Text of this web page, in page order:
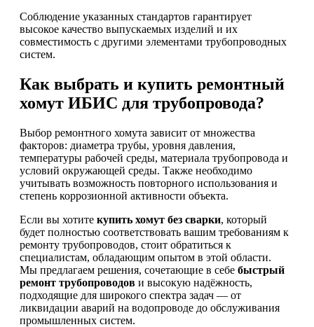
Соблюдение указанных стандартов гарантирует
высокое качество выпускаемых изделий и их
совместимость с другими элементами трубопроводных
систем.
Как выбрать и купить ремонтный
хомут ИБИС для трубопровода?
Выбор ремонтного хомута зависит от множества
факторов: диаметра трубы, уровня давления,
температуры рабочей среды, материала трубопровода и
условий окружающей среды. Также необходимо
учитывать возможность повторного использования и
степень коррозионной активности объекта.
Если вы хотите купить хомут без сварки, который
будет полностью соответствовать вашим требованиям к
ремонту трубопроводов, стоит обратиться к
специалистам, обладающим опытом в этой области.
Мы предлагаем решения, сочетающие в себе быстрый
ремонт трубопроводов и высокую надёжность,
подходящие для широкого спектра задач — от
ликвидации аварий на водопроводе до обслуживания
промышленных систем.